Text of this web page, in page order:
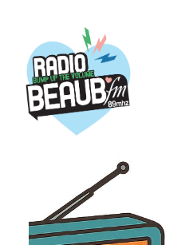
ÉMISSIONS
BOUTIQUE